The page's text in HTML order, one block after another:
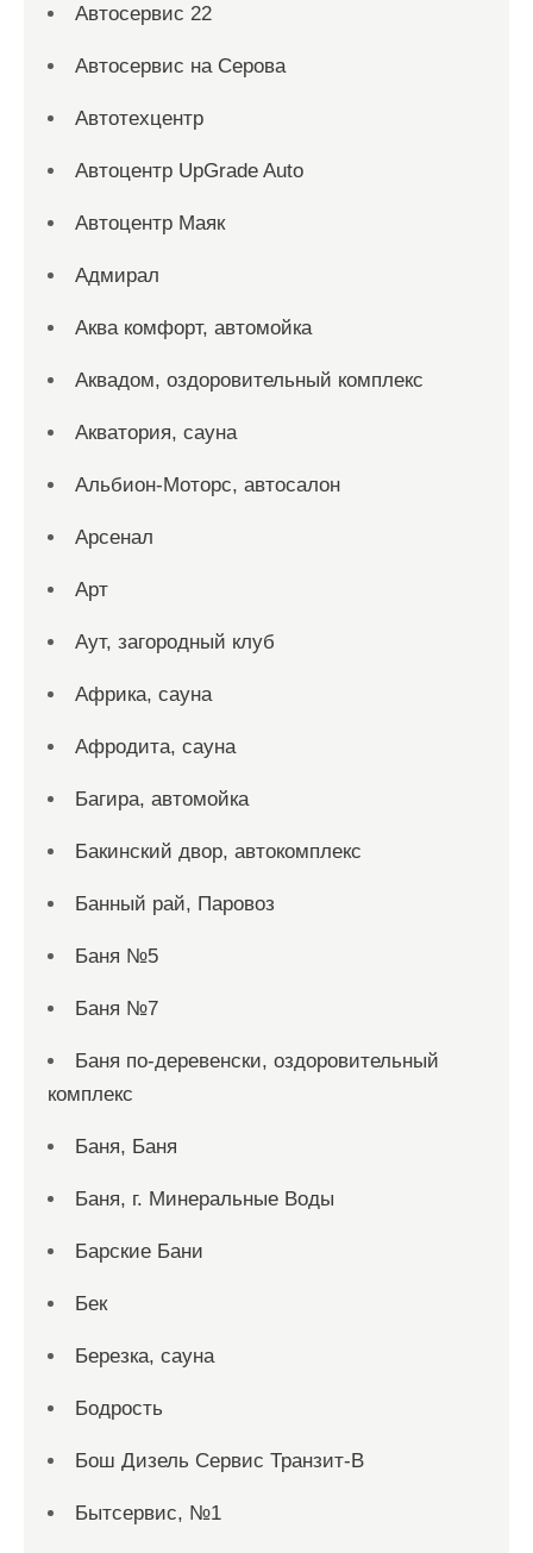
Автосервис 22
Автосервис на Серова
Автотехцентр
Автоцентр UpGrade Auto
Автоцентр Маяк
Адмирал
Аква комфорт, автомойка
Аквадом, оздоровительный комплекс
Акватория, сауна
Альбион-Моторс, автосалон
Арсенал
Арт
Аут, загородный клуб
Африка, сауна
Афродита, сауна
Багира, автомойка
Бакинский двор, автокомплекс
Банный рай, Паровоз
Баня №5
Баня №7
Баня по-деревенски, оздоровительный
комплекс
Баня, Баня
Баня, г. Минеральные Воды
Барские Бани
Бек
Березка, сауна
Бодрость
Бош Дизель Сервис Транзит-В
Бытсервис, №1